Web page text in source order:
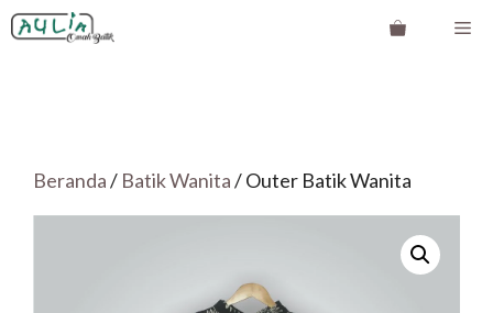
Langsung
ke
Beranda/ Batik Wanita/ Outer Batik Wanita